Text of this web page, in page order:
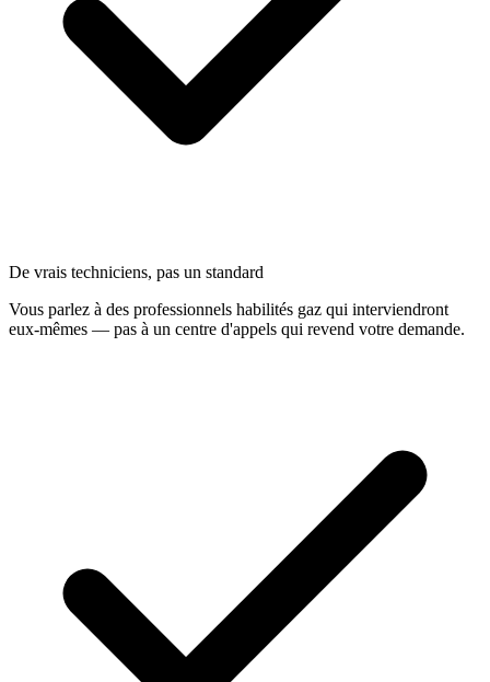
De vrais techniciens, pas un standard
Vous parlez à des professionnels habilités gaz qui interviendront
eux-mêmes — pas à un centre d'appels qui revend votre demande.